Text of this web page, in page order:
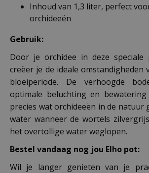
Inhoud van 1,3 liter, perfect
orchideeën
Gebruik:
Door je orchidee in deze speciale
creëer je de ideale omstandigheden
bloeiperiode. De verhoogde
optimale beluchting en
precies wat orchideeën in de natuur
water wanneer de wortels
het overtollige water weglopen.
Bestel vandaag nog jou Elho pot:
Wil je langer genieten van je